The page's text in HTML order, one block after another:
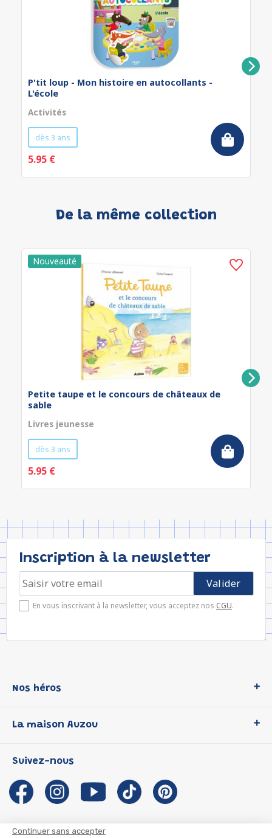
Continuer sans accepter
P'tit loup - Mon histoire en autocollants -
L'école
Activités
dès 3 ans
5.95 €
De la même collection
Petite taupe et le concours de châteaux de
sable
Livres jeunesse
dès 3 ans
5.95 €
Inscription à la newsletter
En vous inscrivant à la newsletter, vous acceptez nos CGU.
Nos héros
P'tit Loup
Les Influenceuses
Migali
Petite Taupe
La maison Auzou
Notre histoire
Auzou s'engage
Auteurs et illustrateurs Auzou
Suivez-nous